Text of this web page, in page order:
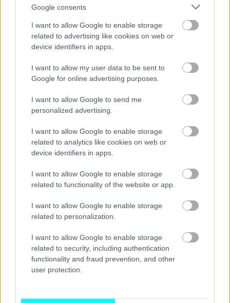
Google consents
I want to allow Google to enable storage
related to advertising like cookies on web or
device identifiers in apps.
I want to allow my user data to be sent to
Google for online advertising purposes.
I want to allow Google to send me
personalized advertising.
I want to allow Google to enable storage
related to analytics like cookies on web or
device identifiers in apps.
I want to allow Google to enable storage
related to functionality of the website or app.
I want to allow Google to enable storage
related to personalization.
I want to allow Google to enable storage
related to security, including authentication
functionality and fraud prevention, and other
user protection.